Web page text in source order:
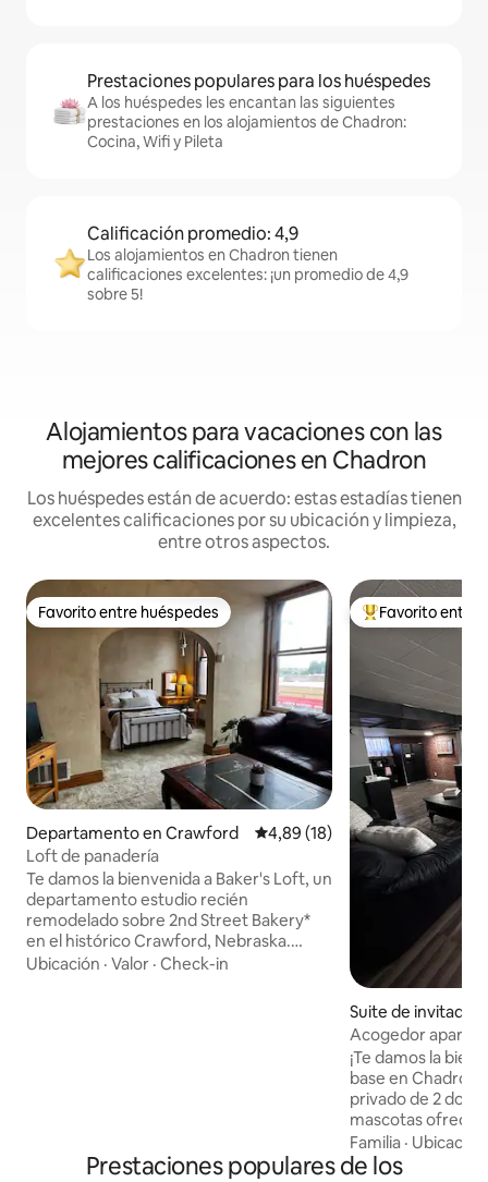
Prestaciones populares para los huéspedes
A los huéspedes les encantan las siguientes
prestaciones en los alojamientos de Chadron:
Cocina, Wifi y Pileta
Calificación promedio: 4,9
Los alojamientos en Chadron tienen
calificaciones excelentes: ¡un promedio de 4,9
sobre 5!
Alojamientos para vacaciones con las
mejores calificaciones en Chadron
Los huéspedes están de acuerdo: estas estadías tienen
excelentes calificaciones por su ubicación y limpieza,
entre otros aspectos.
Favorito entre huéspedes
Favorito entre huéspedes
Departamento en Crawford Calificación promedio: 4,89 de
4,89 (18)
Loft de panadería
Te damos la bienvenida a Baker's Loft, un
departamento estudio recién
remodelado sobre 2nd Street Bakery*
en el histórico Crawford, Nebraska.
Despierta con el olor a pan fresco y rollos
entrada a las Black Hills. *consulta las
Ubicación · Valor · Check-in
Favorito entre
Favorito entre
Suite de invitados
da independiente
on
Acogedor
en el sótano -
¡Te damos la
base en
privado de 2
mascotas ofrece
y conveniencia
pocos minutos
Familia · Ubicación
Prestaciones populares de los